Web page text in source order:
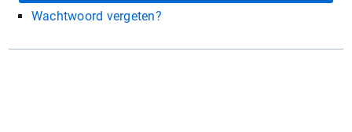
Wachtwoord vergeten?